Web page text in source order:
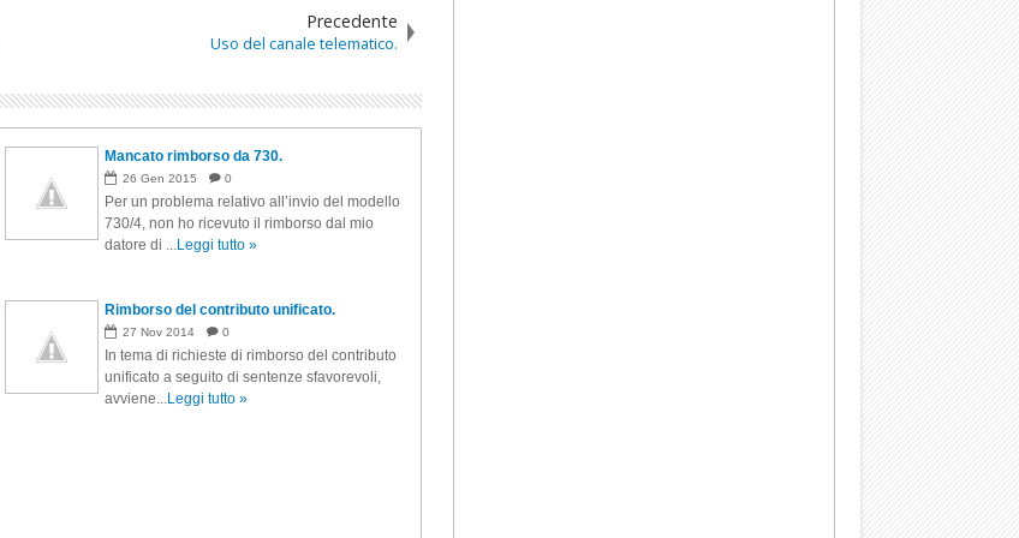
Precedente
Uso del canale telematico.
Mancato rimborso da 730.
26 Gen 2015 0
Per un problema relativo all’invio del modello
730/4, non ho ricevuto il rimborso dal mio
datore di ...Leggi tutto »
Rimborso del contributo unificato.
27 Nov 2014 0
In tema di richieste di rimborso del contributo
unificato a seguito di sentenze sfavorevoli,
avviene...Leggi tutto »